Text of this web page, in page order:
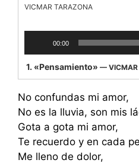
VICMAR TARAZONA
audio
00:00
1. «Pensamiento» — VICMAR
No confundas mi amor,
No es la lluvia, son mis
Gota a gota mi amor,
Te recuerdo y en cada
Me lleno de dolor,